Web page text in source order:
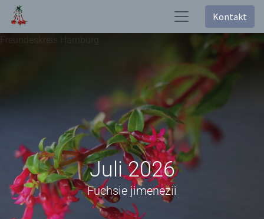
Kontakt
Freundeskreis Hamburg
Juli 2026
Fuchsie jimenezii